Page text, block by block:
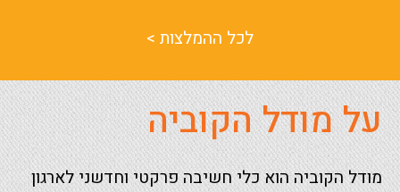
לכל ההמלצות >
על מודל הקוביה
מודל הקוביה הוא כלי חשיבה פרקטי וחדשני לארגון